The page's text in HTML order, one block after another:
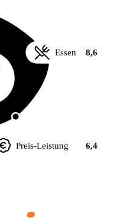
Essen 8,6
Preis-Leistung 6,4